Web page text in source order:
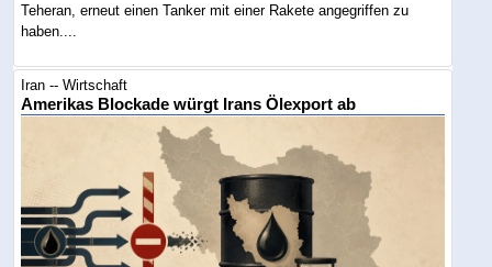
Teheran, erneut einen Tanker mit einer Rakete angegriffen zu
haben....
Iran -- Wirtschaft
Amerikas Blockade würgt Irans Ölexport ab